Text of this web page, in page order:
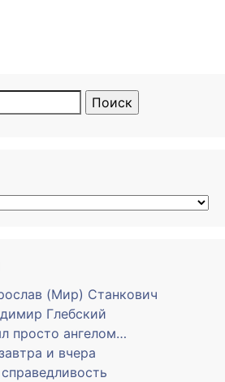
(Мир) Станкович
Глебский
просто ангелом…
и вчера